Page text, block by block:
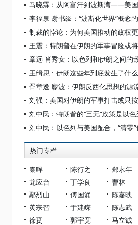
王缉思：伊朗这些年到底发生了什么
热门专栏
秦晖 陈行之
郑永年
龙应台
丁学良
曹林
鄢烈山
傅国涌
陈嘉映
黄宗智
于建嵘
陈志武
徐贲
郭宇宽
马立诚